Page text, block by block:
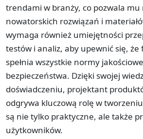
trendami w branży, co pozwala
nowatorskich rozwiązań i
wymaga również umiejętności
testów i analiz, aby upewnić się,
spełnia wszystkie normy
bezpieczeństwa. Dzięki swojej
doświadczeniu, projektant
odgrywa kluczową rolę w
są nie tylko praktyczne, ale także
użytkowników.